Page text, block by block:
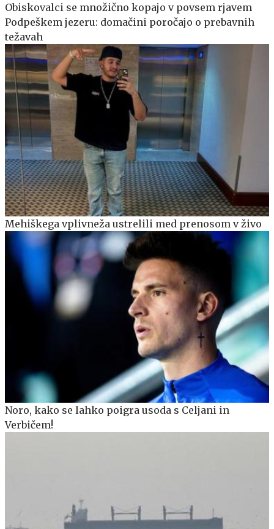
Obiskovalci se množično kopajo v povsem rjavem
Podpeškem jezeru: domačini poročajo o prebavnih
težavah
Mehiškega vplivneža ustrelili med prenosom v živo
Noro, kako se lahko poigra usoda s Celjani in
Verbičem!